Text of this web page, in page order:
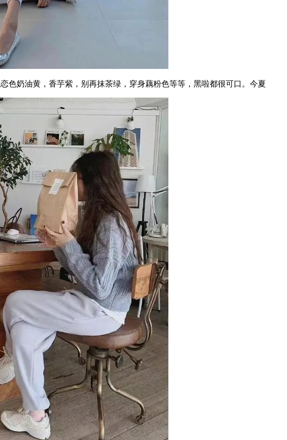
奶油黄，香芋紫，别再抹茶绿，穿身藕粉色等等，黑啦都很可口。今夏